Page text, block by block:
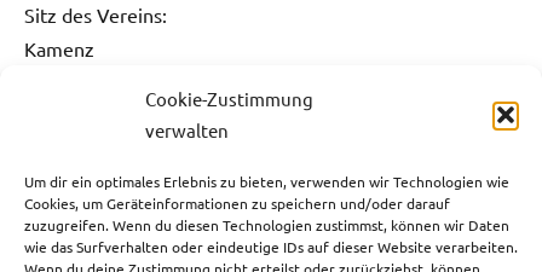
Cookie-Zustimmung
verwalten
Um dir ein optimales Erlebnis zu bieten, verwenden wir Technologien wie
Cookies, um Geräteinformationen zu speichern und/oder darauf
zuzugreifen. Wenn du diesen Technologien zustimmst, können wir Daten
wie das Surfverhalten oder eindeutige IDs auf dieser Website verarbeiten.
Sitz des Vereins:
Kamenz
Fon: 0151 / 5061 1482
Fax: 03578 / 3736 731
E-Mail:info@sg-kamenz.de